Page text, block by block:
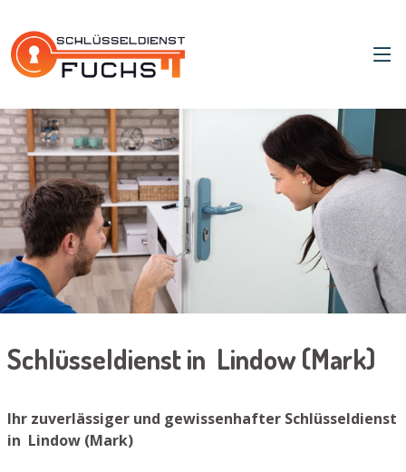
Schlüsseldienst in Lindow (Mark)
Ihr zuverlässiger und gewissenhafter Schlüsseldienst
in Lindow (Mark)